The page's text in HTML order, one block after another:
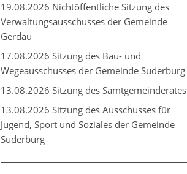
19.08.2026 Nichtöffentliche Sitzung des
Verwaltungsausschusses der Gemeinde
Gerdau
17.08.2026 Sitzung des Bau- und
Wegeausschusses der Gemeinde Suderburg
13.08.2026 Sitzung des Samtgemeinderates
13.08.2026 Sitzung des Ausschusses für
Jugend, Sport und Soziales der Gemeinde
Suderburg